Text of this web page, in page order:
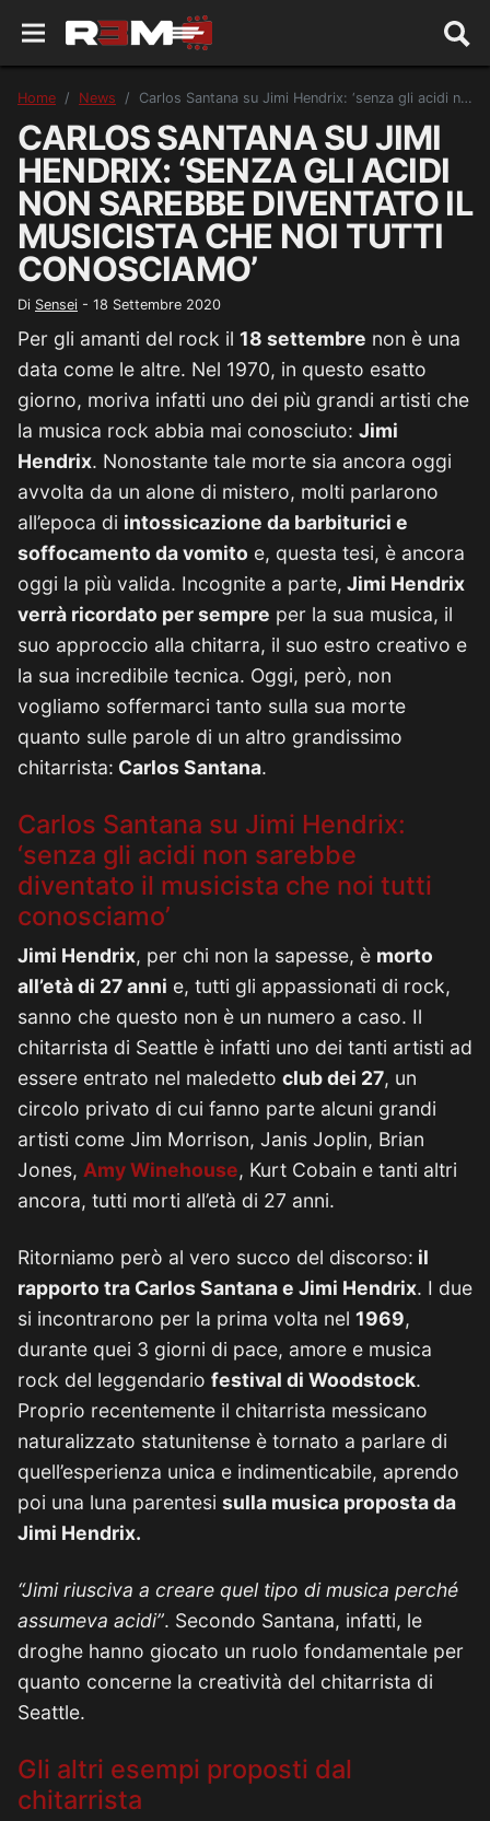
Home News Carlos Santana su Jimi Hendrix: ‘senza gli acidi non sarebbe diventato il musicista che noi tutti conosciamo’
CARLOS SANTANA SU JIMI
HENDRIX: ‘SENZA GLI ACIDI
NON SAREBBE DIVENTATO IL
MUSICISTA CHE NOI TUTTI
CONOSCIAMO’
Di Sensei - 18 Settembre 2020
Per gli amanti del rock il 18 settembre non è una
data come le altre. Nel 1970, in questo esatto
giorno, moriva infatti uno dei più grandi artisti che
la musica rock abbia mai conosciuto: Jimi
Hendrix. Nonostante tale morte sia ancora oggi
avvolta da un alone di mistero, molti parlarono
all’epoca di intossicazione da barbiturici e
soffocamento da vomito e, questa tesi, è ancora
oggi la più valida. Incognite a parte, Jimi Hendrix
verrà ricordato per sempre per la sua musica, il
suo approccio alla chitarra, il suo estro creativo e
la sua incredibile tecnica. Oggi, però, non
vogliamo soffermarci tanto sulla sua morte
quanto sulle parole di un altro grandissimo
chitarrista: Carlos Santana.
Carlos Santana su Jimi Hendrix:
‘senza gli acidi non sarebbe
diventato il musicista che noi tutti
conosciamo’
Jimi Hendrix, per chi non la sapesse, è morto
all’età di 27 anni e, tutti gli appassionati di rock,
sanno che questo non è un numero a caso. Il
chitarrista di Seattle è infatti uno dei tanti artisti ad
essere entrato nel maledetto club dei 27, un
circolo privato di cui fanno parte alcuni grandi
artisti come Jim Morrison, Janis Joplin, Brian
Jones, Amy Winehouse, Kurt Cobain e tanti altri
ancora, tutti morti all’età di 27 anni.
Ritorniamo però al vero succo del discorso: il
rapporto tra Carlos Santana e Jimi Hendrix. I due
si incontrarono per la prima volta nel 1969,
durante quei 3 giorni di pace, amore e musica
rock del leggendario festival di Woodstock.
Proprio recentemente il chitarrista messicano
naturalizzato statunitense è tornato a parlare di
quell’esperienza unica e indimenticabile, aprendo
poi una luna parentesi sulla musica proposta da
Jimi Hendrix.
“Jimi riusciva a creare quel tipo di musica perché
assumeva acidi”. Secondo Santana, infatti, le
droghe hanno giocato un ruolo fondamentale per
quanto concerne la creatività del chitarrista di
Seattle.
Gli altri esempi proposti dal
chitarrista